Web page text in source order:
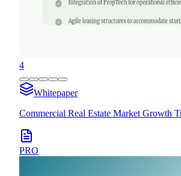
4
Whitepaper
Commercial Real Estate Market Growth
PRO